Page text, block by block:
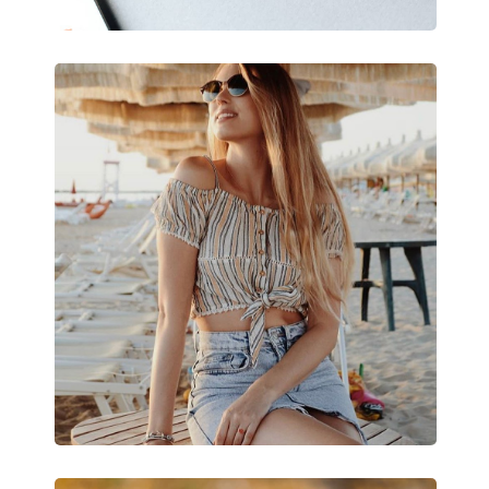
Puzdro:
Ostatné
Typ:
Dámske
Kategória:
Slnečné okuliare
Značka:
Salvatore
Použitie:
Móda
Kód:
SF 183S 001 54